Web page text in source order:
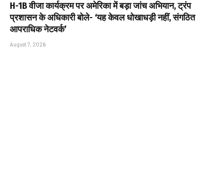
H-1B वीजा कार्यक्रम पर अमेरिका में बड़ा जांच अभियान, ट्रंप
प्रशासन के अधिकारी बोले- ‘यह केवल धोखाधड़ी नहीं, संगठित
आपराधिक नेटवर्क’
August 7, 2026